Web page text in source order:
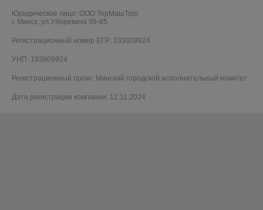
Юридическое лицо: ООО ТорМашТорг
г. Минск, ул.Уборевича 99-85
Регистрационный номер ЕГР: 193809924
УНП: 193809924
Регистрационный орган: Минский городской исполнительный комитет
Дата регистрации компании: 12.11.2024